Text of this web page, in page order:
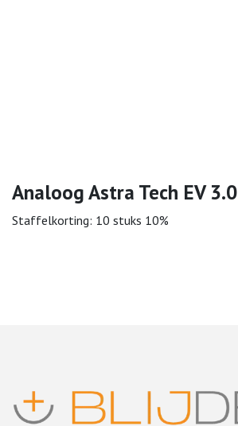
Analoog Astra Tech EV 3.0
Staffelkorting: 10 stuks 10%